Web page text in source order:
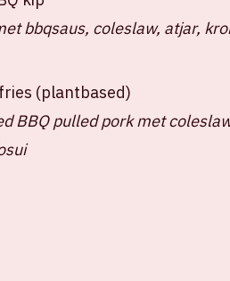
bbqsaus, coleslaw, atjar,
(plantbased)
BBQ pulled pork met